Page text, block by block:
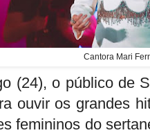
Cantora Mari
(24), o público de
ouvir os grandes
femininos do